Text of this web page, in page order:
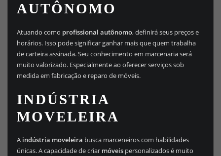
AUTÔNOMO
Atuando como profissional autônomo, definirá seus preços e
horários. Isso pode significar ganhar mais que quem trabalha
de carteira assinada. Seu conhecimento em marcenaria será
muito valorizado. Especialmente ao oferecer serviços sob
medida em fabricação e reparo de móveis.
INDÚSTRIA
MOVELEIRA
A indústria moveleira busca marceneiros com habilidades
únicas. A capacidade de criar móveispersonalizados é muito